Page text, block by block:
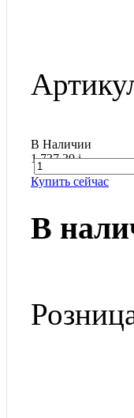
В Наличии
1 737.30i
Купить сейчас
В